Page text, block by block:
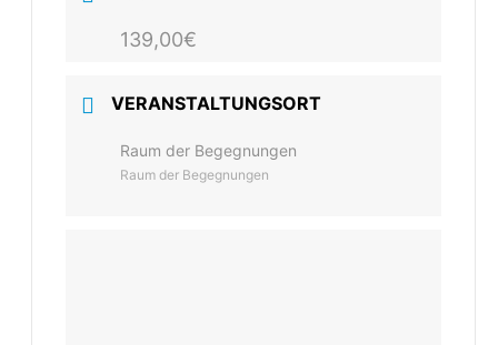
139,00€
VERANSTALTUNGSORT
Raum der Begegnungen
Raum der Begegnungen